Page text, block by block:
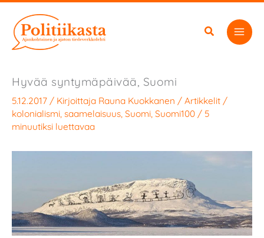
sisältöön
Hyvää syntymäpäivää, Suomi
5.12.2017 / Kirjoittaja Rauna Kuokkanen / Artikkelit /
kolonialismi saamelaisuus Suomi Suomi100 / 5
minuutiksi luettavaa